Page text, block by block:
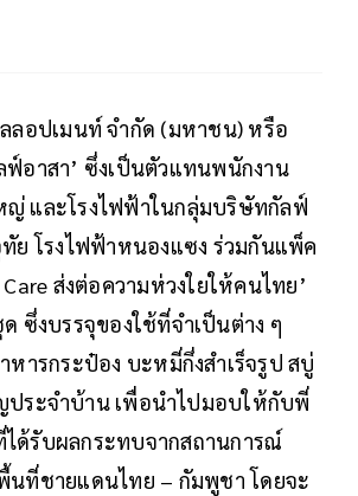
ลอปเมนท์ จำกัด (มหาชน) หรือ
ฟ์อาสา’ ซึ่งเป็นตัวแทนพนักงาน
ญ่ และโรงไฟฟ้าในกลุ่มบริษัทกัลฟ์
ย โรงไฟฟ้าหนองแซง ร่วมกันแพ็ค
Care ส่งต่อความห่วงใยให้คนไทย’
ซึ่งบรรจุของใช้ที่จำเป็นต่าง ๆ
หารกระป๋อง บะหมี่กึ่งสำเร็จรูป สบู่
ประจำบ้าน เพื่อนำไปมอบให้กับพี่
ด้รับผลกระทบจากสถานการณ์
นที่ชายแดนไทย – กัมพูชา โดยจะ